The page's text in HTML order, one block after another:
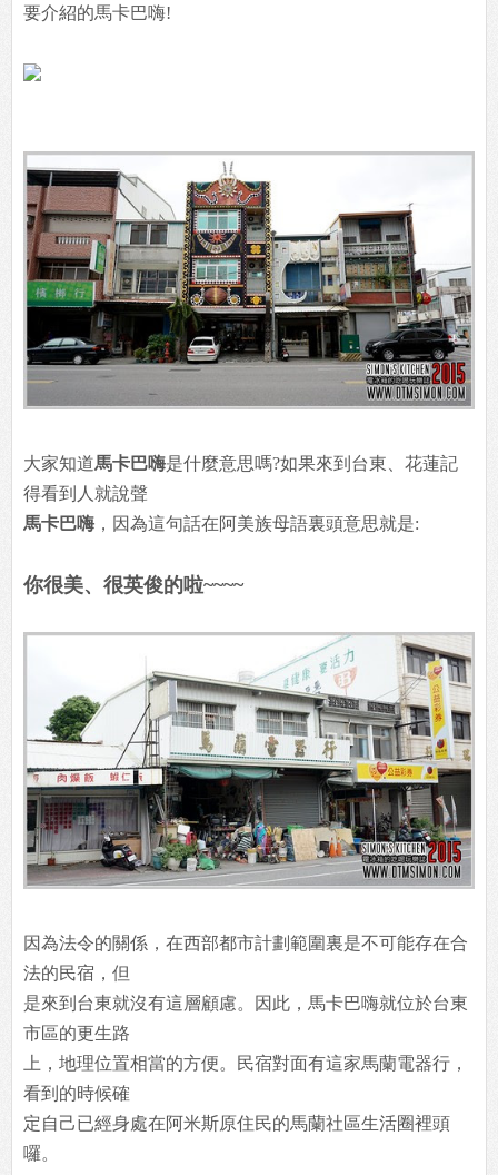
要介紹的馬卡巴嗨!
大家知道馬卡巴嗨是什麼意思嗎?如果來到台東、花蓮記
得看到人就說聲
馬卡巴嗨 ，因為這句話在阿美族母語裏頭意思就是:
你很美、很英俊的啦~~~~
因為法令的關係，在西部都市計劃範圍裏是不可能存在合
法的民宿，但
是來到台東就沒有這層顧慮。因此，馬卡巴嗨就位於台東
市區的更生路
上，地理位置相當的方便。民宿對面有這家馬蘭電器行，
看到的時候確
定自己已經身處在阿米斯原住民的馬蘭社區生活圈裡頭
囉。